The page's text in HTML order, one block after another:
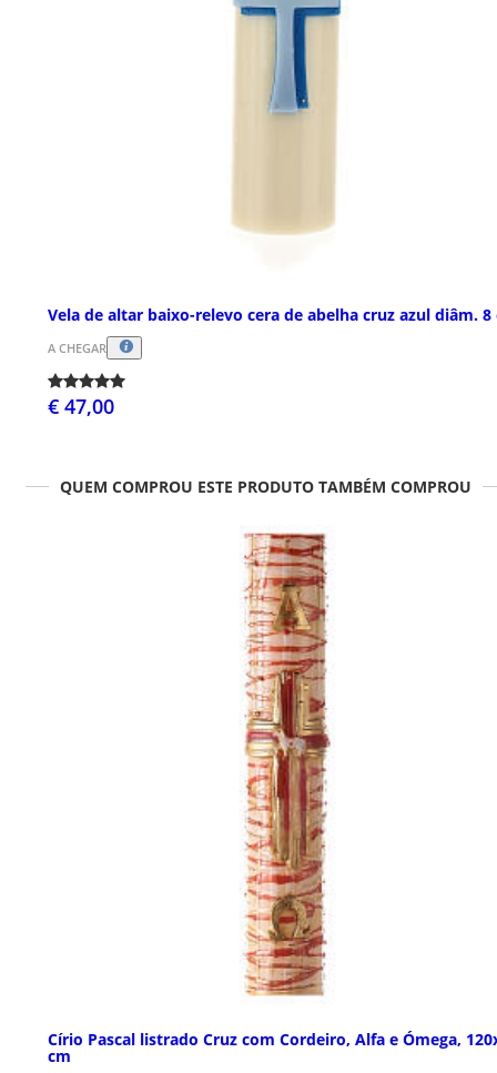
Vela de altar baixo-relevo cera de abelha cruz azul diâm. 8
A CHEGAR
€ 47,00
QUEM COMPROU ESTE PRODUTO TAMBÉM COMPROU
Círio Pascal listrado Cruz com Cordeiro, Alfa e Ómega,
cm